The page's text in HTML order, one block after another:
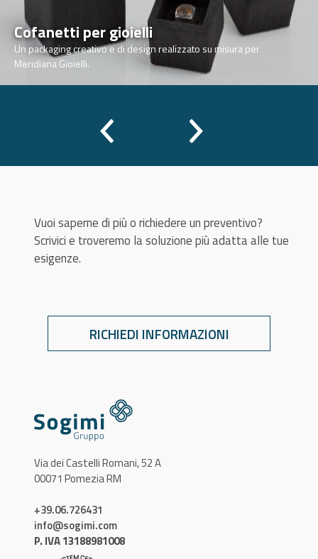
Cofanetti per gioielli
Un packaging creativo e di design realizzato su misura per
Meridiana Gioielli.
Vuoi saperne di più o richiedere un preventivo?
Scrivici e troveremo la soluzione più adatta alle tue
esigenze.
RICHIEDI INFORMAZIONI
Via dei Castelli Romani, 52 A
00071 Pomezia RM
+39.06.726431
info@sogimi.com
P. IVA 13188981008